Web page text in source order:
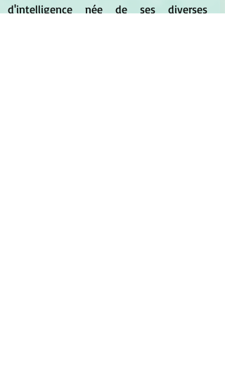
d'intelligence née de ses diverses